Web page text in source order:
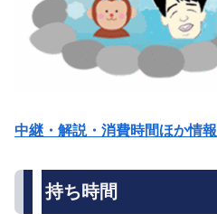
中継・解説・消費時間ほか情報
持ち時間